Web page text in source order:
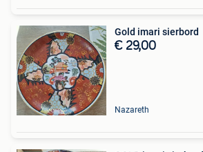
Gold imari sierbord
€ 29,00
Nazareth